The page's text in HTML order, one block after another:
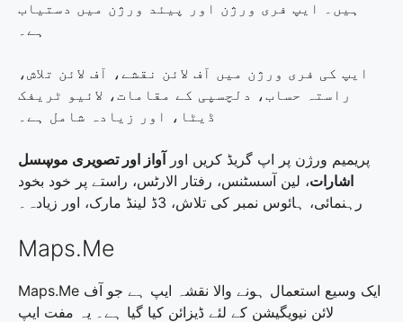
ہیں۔ ایپ فری ورژن اور پیئد ورژن میں دستیاب
ہے۔
ایپ کی فری ورژن میں آف لائن نقشے، آف لائن تلاش،
راستہ حساب، دلچسپی کے مقامات، لائیو ٹریفک
ڈیٹا، اور زیادہ شامل ہے۔
پریمیم ورژن پر اپ گریڈ کریں اور آواز اور تصویری موڛسل
اشارات، لین آسسٹنس، رفتار الارٹس، راستے پر خود بخود
رہنمائی، ہائوس نمبر کی تلاش، 3ڈ لینڈ مارک، اور زیادہ۔
Maps.Me
Maps.Me ایک وسیع استعمال ہونے والا نقشہ ایپ ہے جو آف
لائن نیویگیشن کے لئے ڈیزائن کیا گیا ہے۔ یہ مفت ایپ